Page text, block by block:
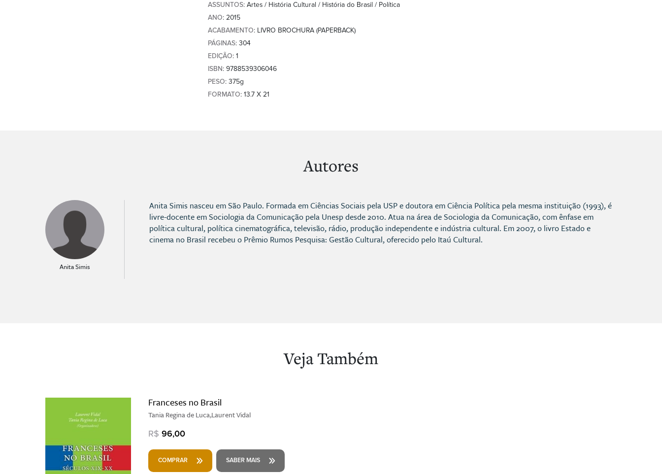
ASSUNTOS: Artes / História Cultural / História do Brasil / Política
ANO: 2015
ACABAMENTO: LIVRO BROCHURA (PAPERBACK)
PÁGINAS: 304
EDIÇÃO: 1
ISBN: 9788539306046
PESO: 375g
FORMATO: 13.7 X 21
Autores
Anita Simis
Anita Simis nasceu em São Paulo. Formada em Ciências Sociais pela USP e doutora em Ciência Política pela mesma instituição (1993), é
livre-docente em Sociologia da Comunicação pela Unesp desde 2010. Atua na área de Sociologia da Comunicação, com ênfase em
política cultural, política cinematográfica, televisão, rádio, produção independente e indústria cultural. Em 2007, o livro Estado e
cinema no Brasil recebeu o Prêmio Rumos Pesquisa: Gestão Cultural, oferecido pelo Itaú Cultural.
Veja Também
Franceses no Brasil
Tania Regina de Luca,Laurent Vidal
R$ 96,00
COMPRAR SABER MAIS